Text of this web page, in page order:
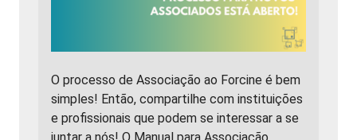
O processo de Associação ao Forcine é bem
simples! Então, compartilhe com instituições
e profissionais que podem se interessar a se